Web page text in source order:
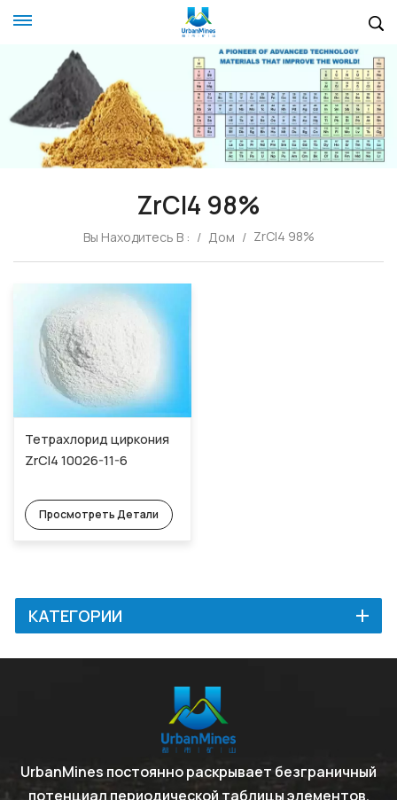
ZrCl4 98%
Вы Находитесь В : / Дом / ZrCl4 98%
Тетрахлорид циркония
ZrCl4 10026-11-6
Просмотреть Детали
КАТЕГОРИИ
UrbanMines постоянно раскрывает безграничный
потенциал периодической таблицы элементов.